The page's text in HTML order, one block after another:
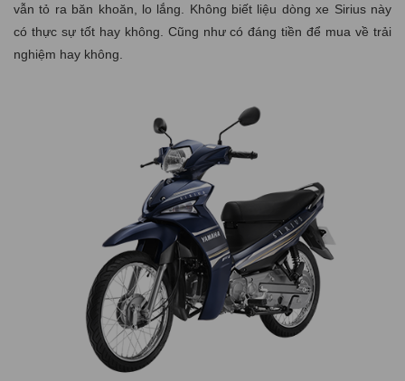
vẫn tỏ ra băn khoăn, lo lắng. Không biết liệu dòng xe Sirius này
có thực sự tốt hay không. Cũng như có đáng tiền để mua về trải
nghiệm hay không.